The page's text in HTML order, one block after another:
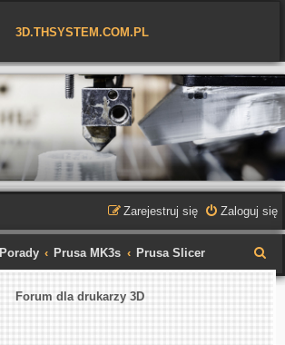
3D.THSYSTEM.COM.PL
Zaloguj się
Zarejestruj się
Porady Prusa MK3s Prusa Slicer
z
Forum dla drukarzy 3D